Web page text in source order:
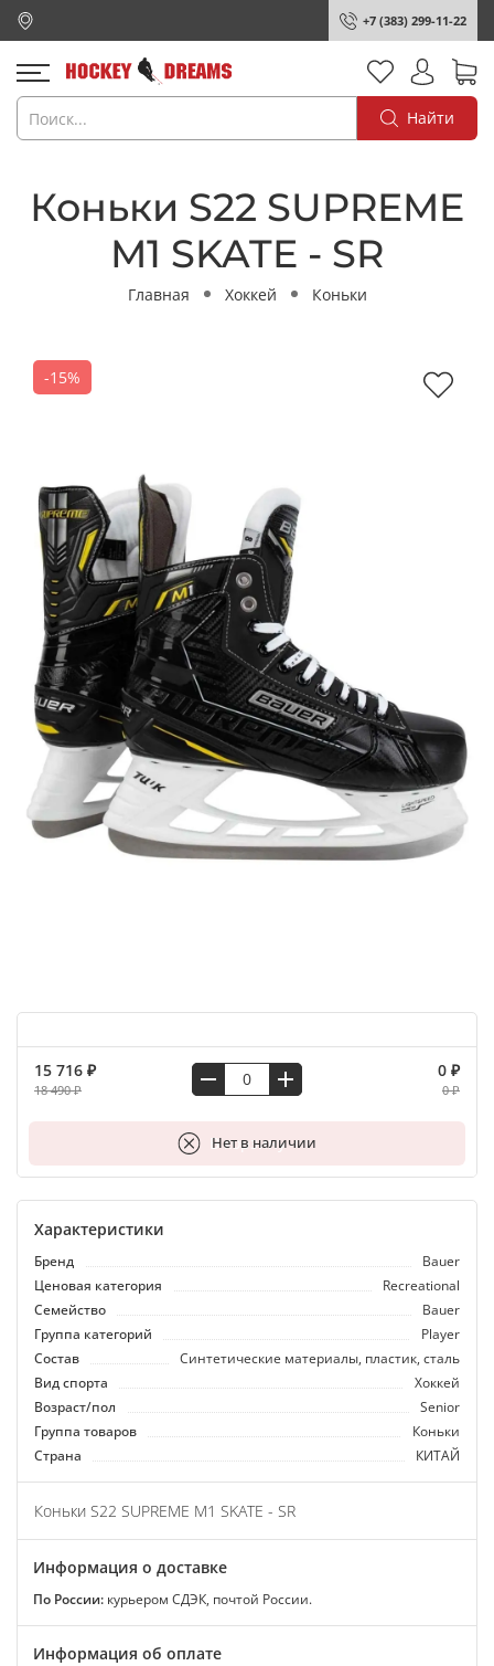
+7 (383) 299-11-22
Найти
Коньки S22 SUPREME
M1 SKATE - SR
Главная Хоккей Коньки
-15%
15 716 ₽
18 490 ₽
0 ₽
0 ₽
Нет в наличии
В корзину
Характеристики
Бренд
Bauer
Ценовая категория
Recreational
Семейство
Bauer
Группа категорий
Player
Состав
Синтетические материалы, пластик, сталь
Вид спорта
Хоккей
Возраст/пол
Senior
Группа товаров
Коньки
Страна
КИТАЙ
Коньки S22 SUPREME M1 SKATE - SR
Информация о доставке
По России: курьером СДЭК, почтой России.
Информация об оплате